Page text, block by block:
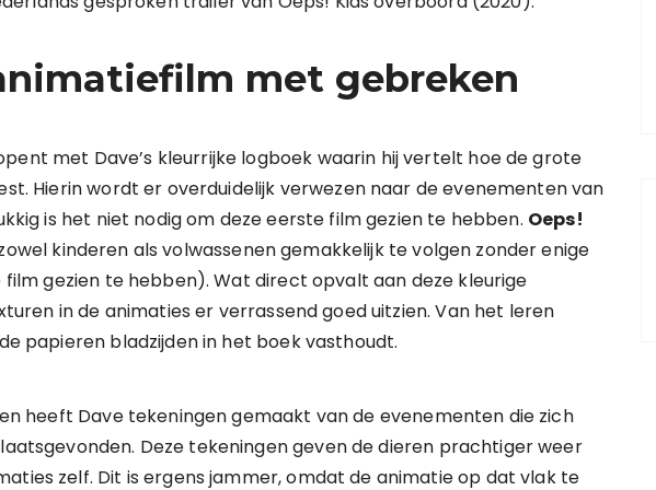
met gebreken
met Dave’s kleurrijke logboek waarin hij vertelt hoe de grote
Hierin wordt er overduidelijk verwezen naar de evenementen van
is het niet nodig om deze eerste film gezien te hebben. Oeps!
kinderen als volwassenen gemakkelijk te volgen zonder enige
gezien te hebben). Wat direct opvalt aan deze kleurige
in de animaties er verrassend goed uitzien. Van het leren
papieren bladzijden in het boek vasthoudt.
heeft Dave tekeningen gemaakt van de evenementen die zich
Deze tekeningen geven de dieren prachtiger weer
zelf. Dit is ergens jammer, omdat de animatie op dat vlak te